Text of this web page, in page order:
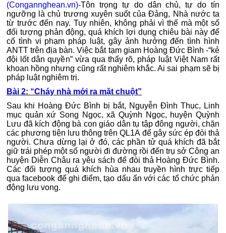
(Congannghean.vn)-Tôn trọng tự do dân chủ, tự do tín
ngưỡng là chủ trương xuyên suốt của Đảng, Nhà nước ta
từ trước đến nay. Tuy nhiên, không phải vì thế mà một số
đối tượng phản động, quá khích lợi dụng chiêu bài này để
cố tình vi phạm pháp luật, gây ảnh hưởng đến tình hình
ANTT trên địa bàn. Việc bắt tạm giam Hoàng Đức Bình -“kẻ
đội lốt dân quyền” vừa qua thấy rõ, pháp luật Việt Nam rất
khoan hồng nhưng cũng rất nghiêm khắc. Ai sai phạm sẽ bị
pháp luật nghiêm trị.
Bài 2: “Cháy nhà mới ra mặt chuột”
Sau khi Hoàng Đức Bình bị bắt, Nguyễn Đình Thục, Linh
mục quản xứ Song Ngọc, xã Quỳnh Ngọc, huyện Quỳnh
Lưu đã kích động bà con giáo dân tụ tập đông người, chặn
các phương tiện lưu thông trên QL1A để gây sức ép đòi thả
người. Chưa dừng lại ở đó, các phần tử quá khích đã bắt
giữ trái phép một số người đi đường rồi đến trụ sở Công an
huyện Diễn Châu ra yêu sách để đòi thả Hoàng Đức Bình.
Các đối tượng quá khích hùa nhau truyền hình trực tiếp
qua facebook để ghi điểm, tạo dấu ấn với các tổ chức phản
động lưu vong.